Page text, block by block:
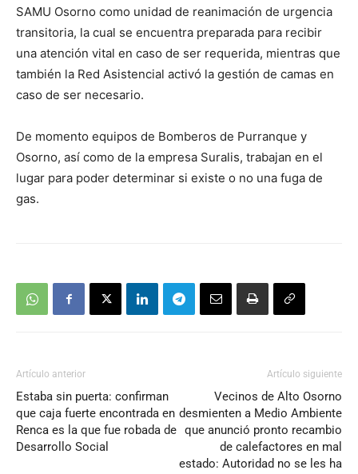
SAMU Osorno como unidad de reanimación de urgencia
transitoria, la cual se encuentra preparada para recibir
una atención vital en caso de ser requerida, mientras que
también la Red Asistencial activó la gestión de camas en
caso de ser necesario.
De momento equipos de Bomberos de Purranque y
Osorno, así como de la empresa Suralis, trabajan en el
lugar para poder determinar si existe o no una fuga de
gas.
Artículo anterior
Estaba sin puerta: confirman
que caja fuerte encontrada en
Renca es la que fue robada de
Desarrollo Social
Artículo siguiente
Vecinos de Alto Osorno
desmienten a Medio Ambiente
que anunció pronto recambio
de calefactores en mal
estado: Autoridad no se les ha